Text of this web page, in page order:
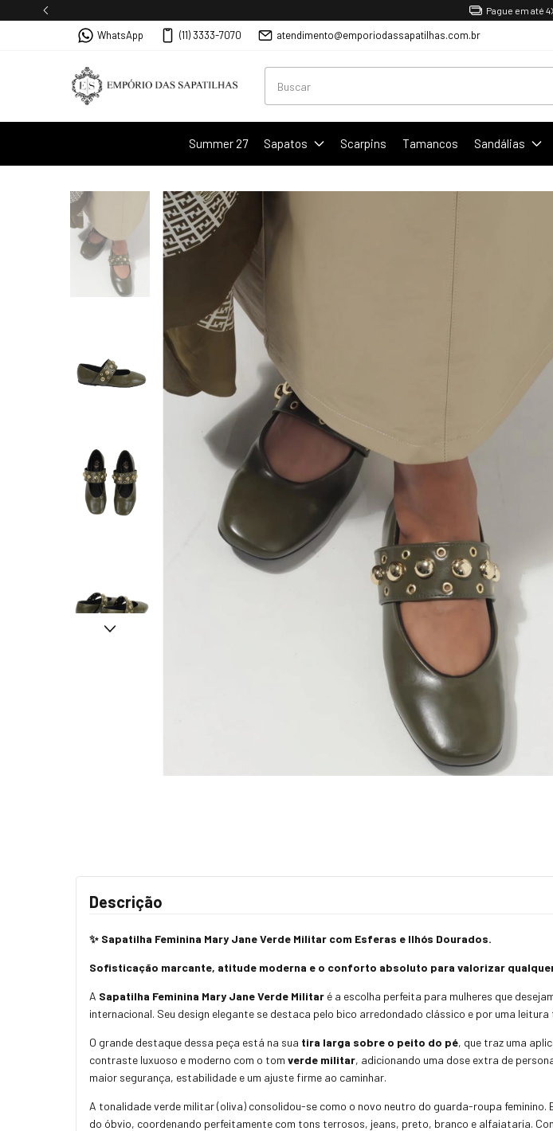
Pague em até
WhatsApp (11) 3333-7070 atendimento@emporiodassapatilhas.com.br
Summer 27 Sapatos Scarpins Tamancos Sandálias
Descrição
✨ Sapatilha Feminina Mary Jane Verde Militar com Esferas e Ilhós Dourados.
Sofisticação marcante, atitude moderna e o conforto absoluto para valorizar
A Sapatilha Feminina Mary Jane Verde Militar é a escolha perfeita para mulheres que
internacional. Seu design elegante se destaca pelo bico arredondado clássico e por uma
O grande destaque dessa peça está na sua tira larga sobre o peito do pé, que traz uma
contraste luxuoso e moderno com o tom verde militar, adicionando uma dose extra de
maior segurança, estabilidade e um ajuste firme ao caminhar.
A tonalidade verde militar (oliva) consolidou-se como o novo neutro do guarda-roupa
do óbvio, coordenando perfeitamente com tons terrosos, jeans, preto, branco e alfaiataria.